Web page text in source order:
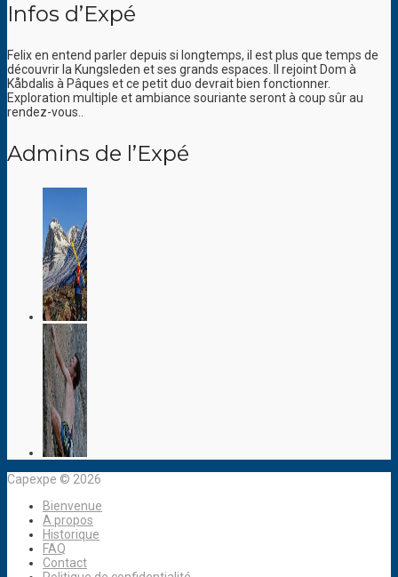
Infos d’Expé
Felix en entend parler depuis si longtemps, il est plus que temps de
découvrir la Kungsleden et ses grands espaces. Il rejoint Dom à
Kåbdalis à Pâques et ce petit duo devrait bien fonctionner.
Exploration multiple et ambiance souriante seront à coup sûr au
rendez-vous..
Admins de l’Expé
Capexpe © 2026
Bienvenue
A propos
Historique
FAQ
Contact